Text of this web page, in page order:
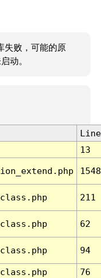
失败，可能的原
动。
Line
13
1548
211
62
94
76